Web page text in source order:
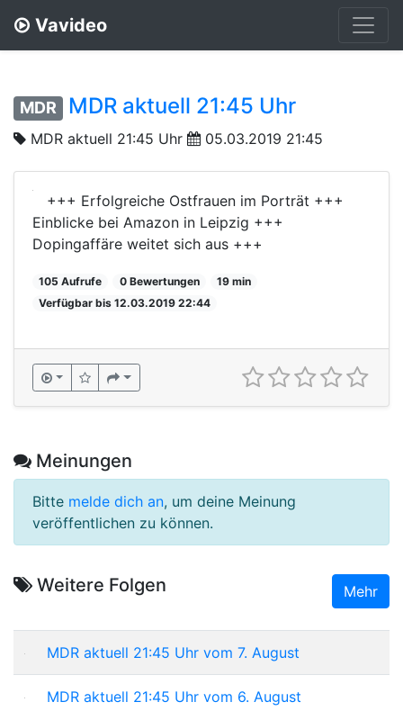
Vavideo
MDR MDR aktuell 21:45 Uhr
MDR aktuell 21:45 Uhr 05.03.2019 21:45
+++ Erfolgreiche Ostfrauen im Porträt +++
Einblicke bei Amazon in Leipzig +++
Dopingaffäre weitet sich aus +++
105 Aufrufe 0 Bewertungen
19 min
Verfügbar bis 12.03.2019 22:44
Meinungen
Bitte melde dich an, um deine Meinung
veröffentlichen zu können.
Weitere Folgen Mehr
MDR aktuell 21:45 Uhr vom 7. August
MDR aktuell 21:45 Uhr vom 6. August